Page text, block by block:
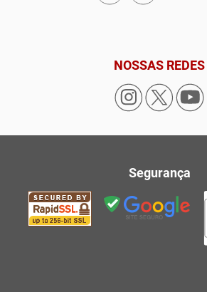
NOSSAS REDES
Segurança